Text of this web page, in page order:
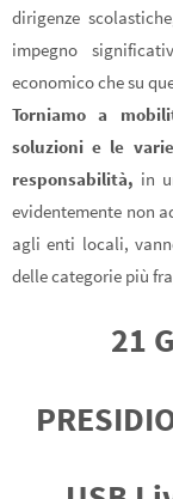
dirigenze
impegno
economico che su
Torniamo a
soluzioni e le
responsabilità, in
evidentemente non
agli enti locali,
delle categorie più
21